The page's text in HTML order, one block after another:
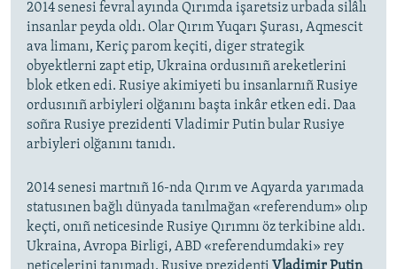
2014 senesi fevral ayında Qırımda işaretsiz urbada silâlı
insanlar peyda oldı. Olar Qırım Yuqarı Şurası, Aqmescit
ava limanı, Keriç parom keçiti, diger strategik
obyektlerni zapt etip, Ukraina ordusınıñ areketlerini
blok etken edi. Rusiye akimiyeti bu insanlarnıñ Rusiye
ordusınıñ arbiyleri olğanını başta inkâr etken edi. Daa
soñra Rusiye prezidenti Vladimir Putin bular Rusiye
arbiyleri olğanını tanıdı.
2014 senesi martnıñ 16-nda Qırım ve Aqyarda yarımada
statusınen bağlı dünyada tanılmağan «referendum» olıp
keçti, onıñ neticesinde Rusiye Qırımnı öz terkibine aldı.
Ukraina, Avropa Birligi, ABD «referendumdaki» rey